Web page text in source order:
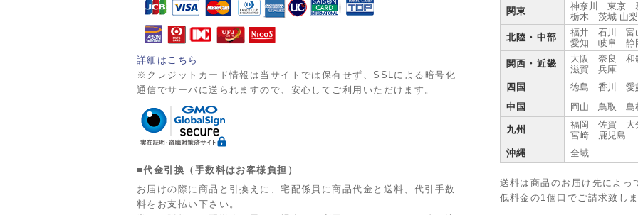
詳細はこちら
※クレジットカード情報は当サイトでは保有せず、SSLによる暗号化
通信でサーバに送られますので、安心してご利用いただけます。
■代金引換（手数料はお客様負担）
お届けの際に商品と引換えに、宅配係員に商品代金と送料、代引手数
料をお支払い下さい。
関東
神奈川 東京
栃木 茨城 山
北陸・中部
福井 石川 富
愛知 岐阜 静
関西・近畿
大阪 奈良 和
滋賀 兵庫
四国 徳島 香川 愛
中国
岡山 鳥取
九州
福岡 佐賀
宮崎 鹿児島
沖縄 全域
送料は商品のお届け先によっ
低料金の1個口でご請求致しま